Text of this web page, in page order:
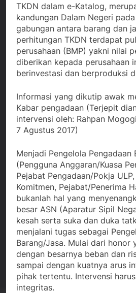
TKDN dalam e-Katalog,
kandungan Dalam Negeri
gabungan antara barang dan
perhitungan TKDN terdapat
perusahaan (BMP) yakni nilai
diberikan kepada perusahaan
berinvestasi dan berproduksi
Informasi yang dikutip awak
Kabar pengadaan (Terjepit
intervensi oleh: Rahpan
7 Agustus 2017)
Menjadi Pengelola Pengadaan
(Pengguna Anggaran/Kuasa
Pejabat Pengadaan/Pokja
Komitmen, Pejabat/Penerima
bukanlah hal yang
besar ASN (Aparatur Sipil
kesah serta suka dan duka
menjalani tugas sebagai
Barang/Jasa. Mulai dari honor
dengan besarnya beban dan
sampai dengan kuatnya arus
pihak tertentu. Intervensi
integritas.